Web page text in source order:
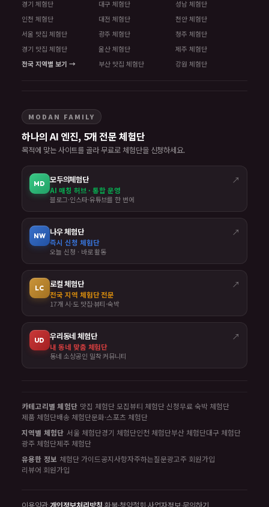
경기 체험단
인천 체험단
서울 맛집 체험단
경기 맛집 체험단
전국 지역별 보기 →
대구 체험단
대전 체험단
광주 체험단
울산 체험단
부산 맛집 체험단
성남 체험단
천안 체험단
청주 체험단
제주 체험단
강원 체험단
MODAN FAMILY
하나의 AI 엔진, 5개 전문 체험단
목적에 맞는 사이트를 골라 무료로 체험단을 신청하세요.
MD 모두의체험단 ↗
AI 매칭 허브 · 통합 운영
블로그·인스타·유튜브를 한 번에
NW 나우 체험단 ↗
즉시 신청 체험단
오늘 신청 · 바로 활동
LC 로컬 체험단 ↗
전국 지역 체험단 전문
17개 시·도 맛집·뷰티·숙박
UD 우리동네 체험단 ↗
내 동네 맞춤 체험단
동네 소상공인 밀착 커뮤니티
카테고리별 체험단 맛집 체험단 모집뷰티 체험단 신청무료 숙박 체험단
제품 체험단배송 체험단문화·스포츠 체험단
지역별 체험단 서울 체험단경기 체험단인천 체험단부산 체험단대구 체험단
광주 체험단제주 체험단
유용한 정보 체험단 가이드공지사항자주하는질문광고주 회원가입
리뷰어 회원가입